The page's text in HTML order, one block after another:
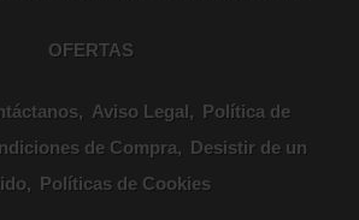
OFERTAS
Aviso Legal
Política de
de Compra
Desistir de un
Políticas de Cookies